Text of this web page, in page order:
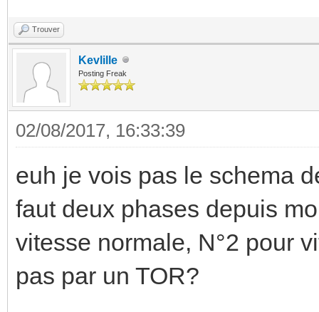
Trouver
Kevlille
Posting Freak
02/08/2017, 16:33:39
euh je vois pas le schema
faut deux phases depuis
vitesse normale, N°2 pour
pas par un TOR?